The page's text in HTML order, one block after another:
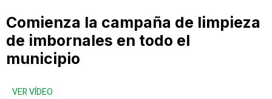
Comienza la campaña de limpieza
de imbornales en todo el
municipio
VER VÍDEO